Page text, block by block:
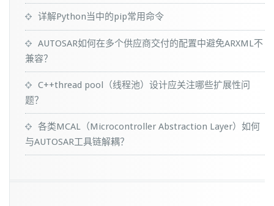
详解Python当中的pip常用命令
AUTOSAR如何在多个供应商交付的配置中避免ARXML不
兼容？
C++thread pool（线程池）设计应关注哪些扩展性问
题？
各类MCAL（Microcontroller Abstraction Layer）如何
与AUTOSAR工具链解耦？